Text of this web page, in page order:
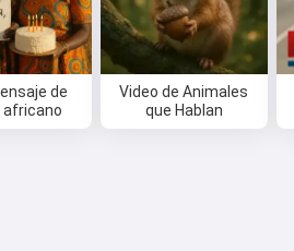
de
africano
Video de Animales
que Hablan